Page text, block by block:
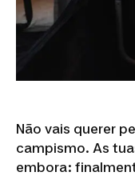
Não vais querer
campismo. As
embora: